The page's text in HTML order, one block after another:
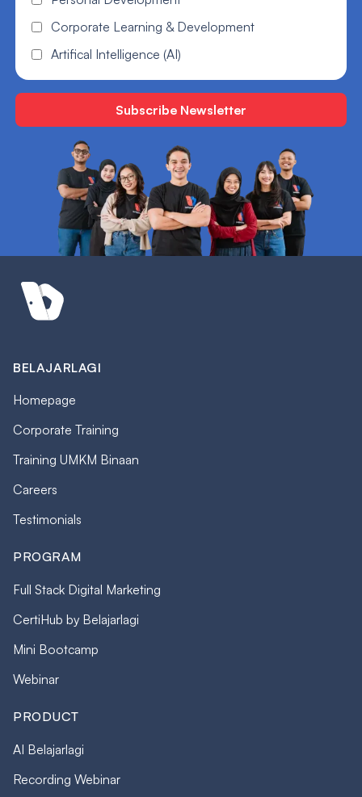
Corporate Learning & Development
Artifical Intelligence (AI)
BELAJARLAGI
Homepage
Corporate Training
Training UMKM Binaan
Careers
Testimonials
PROGRAM
Full Stack Digital Marketing
CertiHub by Belajarlagi
Mini Bootcamp
Webinar
PRODUCT
AI Belajarlagi
Recording Webinar